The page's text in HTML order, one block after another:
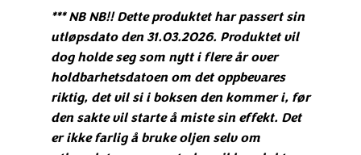
*** NB NB!! Dette produktet har passert sin
utløpsdato den 31.03.2026. Produktet vil
dog holde seg som nytt i flere år over
holdbarhetsdatoen om det oppbevares
riktig, det vil si i boksen den kommer i, før
den sakte vil starte å miste sin effekt. Det
er ikke farlig å bruke oljen selv om